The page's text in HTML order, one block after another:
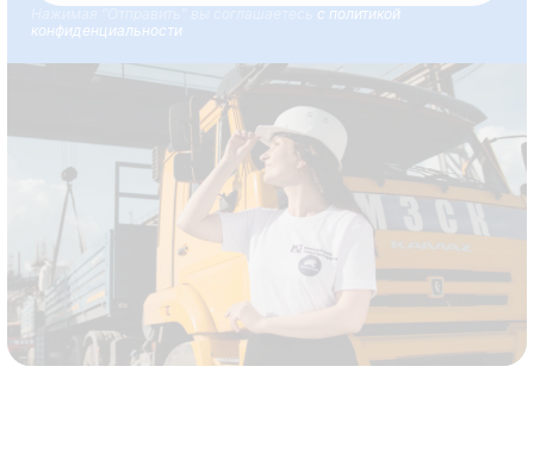
с политикой
конфиденциальности